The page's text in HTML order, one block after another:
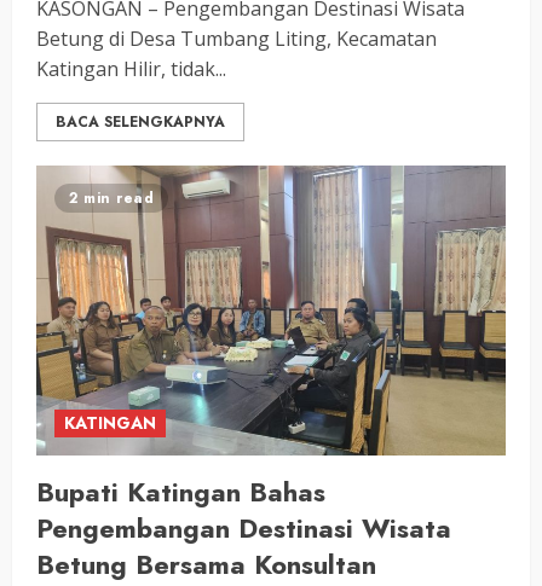
KASONGAN – Pengembangan Destinasi Wisata
Betung di Desa Tumbang Liting, Kecamatan
Katingan Hilir, tidak...
BACA SELENGKAPNYA
2 min read
KATINGAN
Bupati Katingan Bahas
Pengembangan Destinasi Wisata
Betung Bersama Konsultan